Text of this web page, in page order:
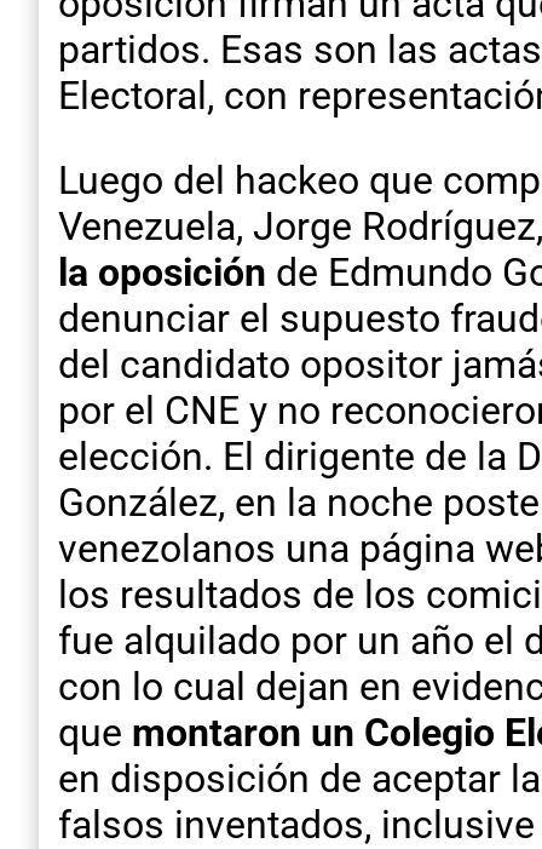
partidos. Esas son las
Electoral, con
Luego del hackeo que
Venezuela, Jorge
la oposición de Edmundo
denunciar el supuesto
del candidato opositor
por el CNE y no
elección. El dirigente de la
González, en la noche
venezolanos una página
los resultados de los
fue alquilado por un año el
con lo cual dejan en
que montaron un Colegio
en disposición de aceptar
falsos inventados,